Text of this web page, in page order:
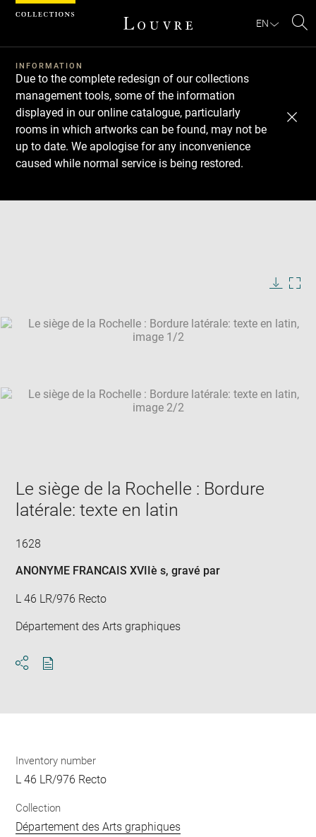
EN
INFORMATION
Due to the complete redesign of our collections
management tools, some of the information
displayed in our online catalogue, particularly
rooms in which artworks can be found, may not be
up to date. We apologise for any inconvenience
caused while normal service is being restored.
in
SKIP IMAGE CAROUSEL
Download
Next
Previous
Le siège de la Rochelle : Bordure
latérale: texte en latin
1628
ANONYME FRANCAIS XVIIè s, gravé par
L 46 LR/976 Recto
Département des Arts graphiques
Inventory number
L 46 LR/976 Recto
Collection
Département des Arts graphiques
Cookies management panel